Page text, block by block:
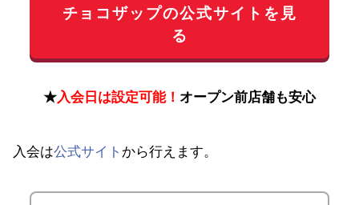
チョコザップの公式サイトを見
る
★入会日は設定可能！ オープン前店舗も安心
入会は公式サイト から行えます。